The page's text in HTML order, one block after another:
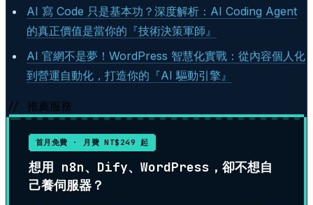
AI 寫 Code 只是基本功？深度解析：AI Coding Agent
的真正價值是當你的『技術決策軍師』
AI 官網不是夢！WordPress 智慧化實戰：從內容個人化
到營運自動化，打造你的『AI 驅動引擎』
// 推薦服務
首月免費 · 月費 NT$249 起
想用 n8n、Dify、WordPress，卻不想自
己養伺服器？